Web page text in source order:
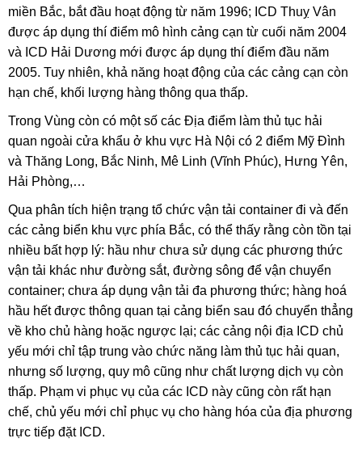
miền Bắc, bắt đầu hoạt động từ năm 1996; ICD Thuỵ Vân
được áp dụng thí điểm mô hình cảng cạn từ cuối năm 2004
và ICD Hải Dương mới được áp dụng thí điểm đầu năm
2005. Tuy nhiên, khả năng hoạt động của các cảng cạn còn
hạn chế, khối lượng hàng thông qua thấp.
Trong Vùng còn có một số các Địa điểm làm thủ tục hải
quan ngoài cửa khẩu ở khu vực Hà Nội có 2 điểm Mỹ Đình
và Thăng Long, Bắc Ninh, Mê Linh (Vĩnh Phúc), Hưng Yên,
Hải Phòng,…
Qua phân tích hiện trạng tổ chức vận tải container đi và đến
các cảng biển khu vực phía Bắc, có thể thấy rằng còn tồn tại
nhiều bất hợp lý: hầu như chưa sử dụng các phương thức
vận tải khác như đường sắt, đường sông để vận chuyển
container; chưa áp dụng vận tải đa phương thức; hàng hoá
hầu hết được thông quan tại cảng biển sau đó chuyển thẳng
về kho chủ hàng hoặc ngược lại; các cảng nội địa ICD chủ
yếu mới chỉ tập trung vào chức năng làm thủ tục hải quan,
nhưng số lượng, quy mô cũng như chất lượng dịch vụ còn
thấp. Phạm vi phục vụ của các ICD này cũng còn rất hạn
chế, chủ yếu mới chỉ phục vụ cho hàng hóa của địa phương
trực tiếp đặt ICD.